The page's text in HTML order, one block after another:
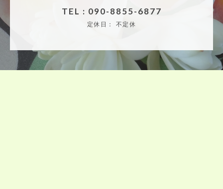
TEL : 090-8855-6877
定休日： 不定休